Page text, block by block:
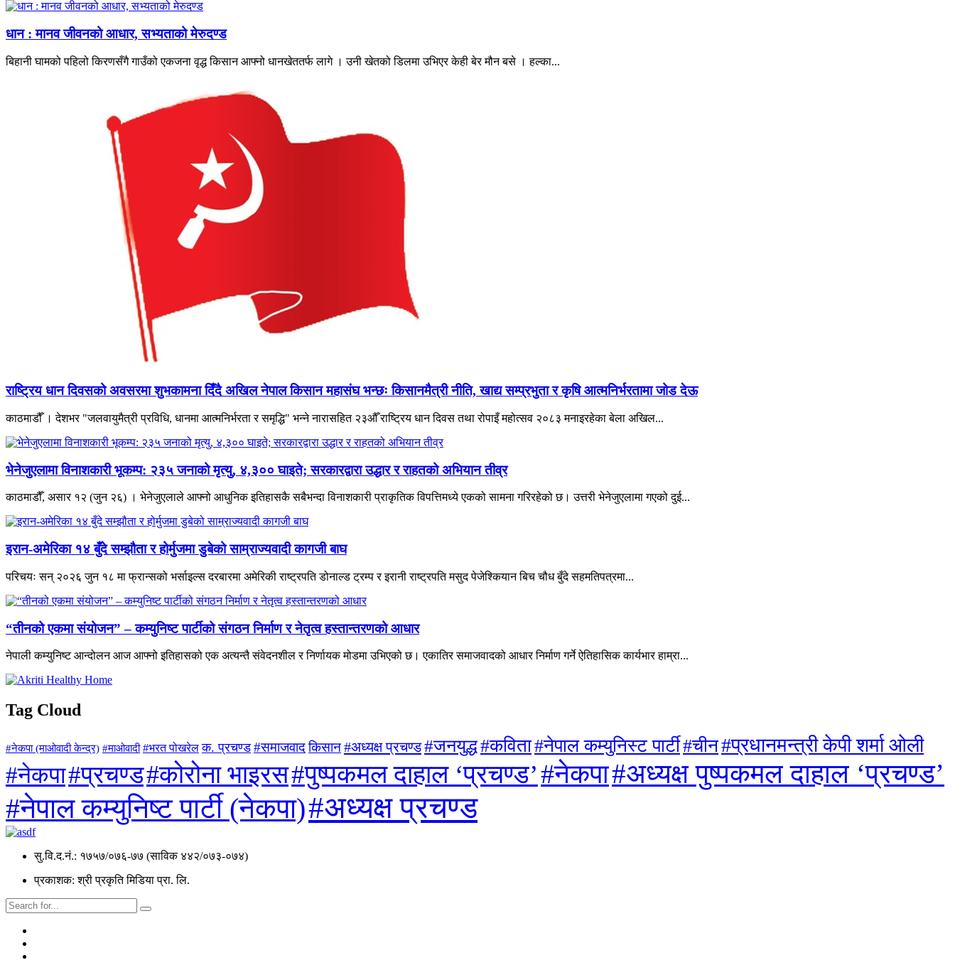
धान : मानव जीवनको आधार, सभ्यताको मेरुदण्ड
बिहानी घामको पहिलो किरणसँगै गाउँको एकजना वृद्ध किसान आफ्नो धानखेततर्फ लागे । उनी खेतको डिलमा उभिएर केही बेर मौन बसे । हल्का...
राष्ट्रिय धान दिवसको अवसरमा शुभकामना दिँदै अखिल नेपाल किसान महासंघ भन्छः किसानमैत्री नीति, खाद्य सम्प्रभुता र कृषि आत्मनिर्भरतामा जोड देऊ
काठमाडौँ । देशभर "जलवायुमैत्री प्रविधि, धानमा आत्मनिर्भरता र समृद्धि" भन्ने नारासहित २३औँ राष्ट्रिय धान दिवस तथा रोपाइँ महोत्सव २०८३ मनाइरहेका बेला अखिल...
भेनेजुएलामा विनाशकारी भूकम्प: २३५ जनाको मृत्यु, ४,३०० घाइते; सरकारद्वारा उद्धार र राहतको अभियान तीव्र
काठमाडौँ, असार १२ (जुन २६) । भेनेजुएलाले आफ्नो आधुनिक इतिहासकै सबैभन्दा विनाशकारी प्राकृतिक विपत्तिमध्ये एकको सामना गरिरहेको छ। उत्तरी भेनेजुएलामा गएको दुई...
इरान-अमेरिका १४ बुँदे सम्झौता र होर्मुजमा डुबेको साम्राज्यवादी कागजी बाघ
परिचयः सन् २०२६ जुन १८ मा फ्रान्सको भर्साइल्स दरबारमा अमेरिकी राष्ट्रपति डोनाल्ड ट्रम्प र इरानी राष्ट्रपति मसुद पेजेश्कियान बिच चौध बुँदे सहमतिपत्रमा...
“तीनको एकमा संयोजन” – कम्युनिष्ट पार्टीको संगठन निर्माण र नेतृत्व हस्तान्तरणको आधार
नेपाली कम्युनिष्ट आन्दोलन आज आफ्नो इतिहासको एक अत्यन्तै संवेदनशील र निर्णायक मोडमा उभिएको छ। एकातिर समाजवादको आधार निर्माण गर्ने ऐतिहासिक कार्यभार हाम्रा...
Tag Cloud
#नेकपा (माओवादी केन्द्र) #माओवादी #भरत पोखरेल क. प्रचण्ड #समाजवादकिसान#अध्यक्ष प्रचण्ड#जनयुद्ध#कविता#नेपाल कम्युनिस्ट पार्टी#चीन#प्रधानमन्त्री केपी शर्मा ओली
#नेकपा#प्रचण्ड#कोरोना भाइरस#पुष्पकमल दाहाल ‘प्रचण्ड’#नेकपा#अध्यक्ष पुष्पकमल दाहाल ‘प्रचण्ड’
#नेपाल कम्युनिष्ट पार्टी (नेकपा)#अध्यक्ष प्रचण्ड
सु.वि.द.नं.: १७५७/०७६-७७ (साविक ४४२/०७३-०७४)
प्रकाशक: श्री प्रकृति मिडिया प्रा. लि.